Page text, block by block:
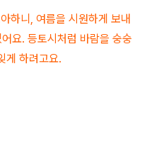
하니, 여름을 시원하게 보내
요. 등토시처럼 바람을 숭숭
게 하려고요.